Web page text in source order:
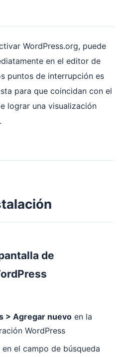
WordPress.org, puede
en el editor de
puntos de interrupción es
para que coincidan con el
lograr una visualización
de
> Agregar nuevo en la
WordPress
en el campo de búsqueda